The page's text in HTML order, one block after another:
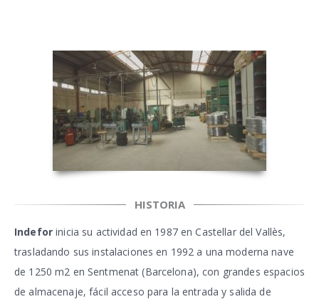
HISTORIA
Indeforinicia su actividad en 1987 en Castellar del Vallès,
trasladando sus instalaciones en 1992 a una moderna nave
de 1250 m2 en Sentmenat (Barcelona), con grandes espacios
de almacenaje, fácil acceso para la entrada y salida de